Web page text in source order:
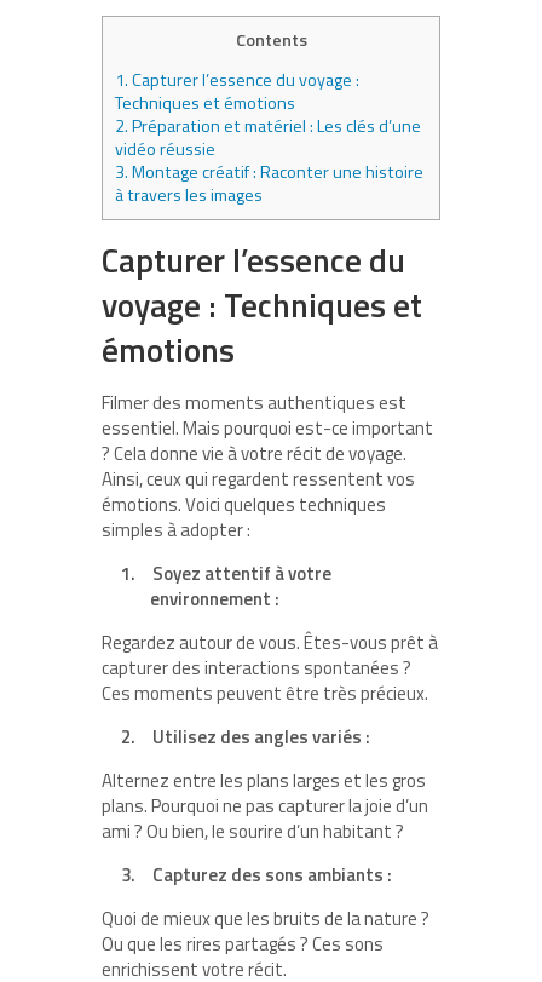
Contents
1.Capturer l’essence du voyage :
Techniques et émotions
2.Préparation et matériel : Les clés d’une
vidéo réussie
3.Montage créatif : Raconter une histoire
à travers les images
Capturer l’essence du
voyage : Techniques et
émotions
Filmer des moments authentiques est
essentiel. Mais pourquoi est-ce important
? Cela donne vie à votre récit de voyage.
Ainsi, ceux qui regardent ressentent vos
émotions. Voici quelques techniques
simples à adopter :
1.
Soyez attentif à votre
environnement :
Regardez autour de vous. Êtes-vous prêt à
capturer des interactions spontanées ?
Ces moments peuvent être très précieux.
2.
Utilisez des angles variés :
Alternez entre les plans larges et les gros
plans. Pourquoi ne pas capturer la joie d’un
ami ? Ou bien, le sourire d’un habitant ?
3.
Capturez des sons ambiants :
Quoi de mieux que les bruits de la nature ?
Ou que les rires partagés ? Ces sons
enrichissent votre récit.